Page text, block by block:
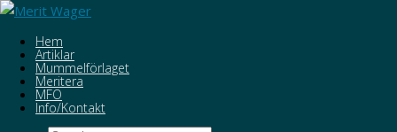
Hem
Artiklar
Mummelförlaget
Meritera
MFO
Info/Kontakt